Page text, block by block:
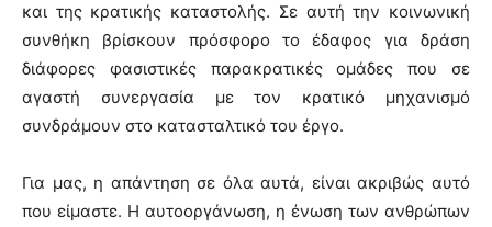
και της κρατικής καταστολής. Σε αυτή την κοινωνική
συνθήκη βρίσκουν πρόσφορο το έδαφος για δράση
διάφορες φασιστικές παρακρατικές ομάδες που σε
αγαστή συνεργασία με τον κρατικό μηχανισμό
συνδράμουν στο κατασταλτικό του έργο.
Για μας, η απάντηση σε όλα αυτά, είναι ακριβώς αυτό
που είμαστε. Η αυτοοργάνωση, η ένωση των ανθρώπων